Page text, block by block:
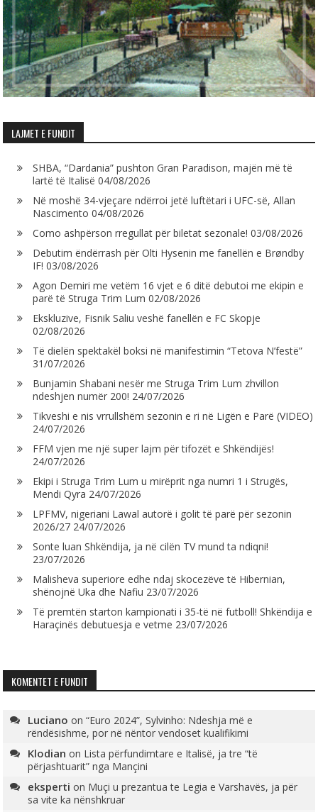
LAJMET E FUNDIT
SHBA, “Dardania” pushton Gran Paradison, majën më të
lartë të Italisë 04/08/2026
Në moshë 34-vjeçare ndërroi jetë luftëtari i UFC-së, Allan
Nascimento 04/08/2026
Como ashpërson rregullat për biletat sezonale! 03/08/2026
Debutim ëndërrash për Olti Hysenin me fanellën e Brøndby
IF! 03/08/2026
Agon Demiri me vetëm 16 vjet e 6 ditë debutoi me ekipin e
parë të Struga Trim Lum 02/08/2026
Ekskluzive, Fisnik Saliu veshë fanellën e FC Skopje
02/08/2026
Të dielën spektakël boksi në manifestimin “Tetova N’festë”
31/07/2026
Bunjamin Shabani nesër me Struga Trim Lum zhvillon
ndeshjen numër 200! 24/07/2026
Tikveshi e nis vrrullshëm sezonin e ri në Ligën e Parë (VIDEO)
24/07/2026
FFM vjen me një super lajm për tifozët e Shkëndijës!
24/07/2026
Ekipi i Struga Trim Lum u mirëprit nga numri 1 i Strugës,
Mendi Qyra 24/07/2026
LPFMV, nigeriani Lawal autorë i golit të parë për sezonin
2026/27 24/07/2026
Sonte luan Shkëndija, ja në cilën TV mund ta ndiqni!
23/07/2026
Malisheva superiore edhe ndaj skocezëve të Hibernian,
shënojnë Uka dhe Nafiu 23/07/2026
Të premtën starton kampionati i 35-të në futboll! Shkëndija e
Haraçinës debutuesja e vetme 23/07/2026
KOMENTET E FUNDIT
Luciano on“Euro 2024”, Sylvinho: Ndeshja më e
rëndësishme, por në nëntor vendoset kualifikimi
Klodian on Lista përfundimtare e Italisë, ja tre “të
përjashtuarit” nga Mançini
eksperti on Muçi u prezantua te Legia e Varshavës, ja për
sa vite ka nënshkruar